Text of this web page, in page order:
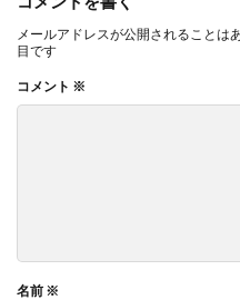
メールアドレスが公開されることは
目です
コメント ※
名前 ※